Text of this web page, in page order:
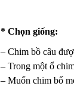
* Chọn giống:
– Chim bồ câu
– Trong một ổ
– Muốn chim bố